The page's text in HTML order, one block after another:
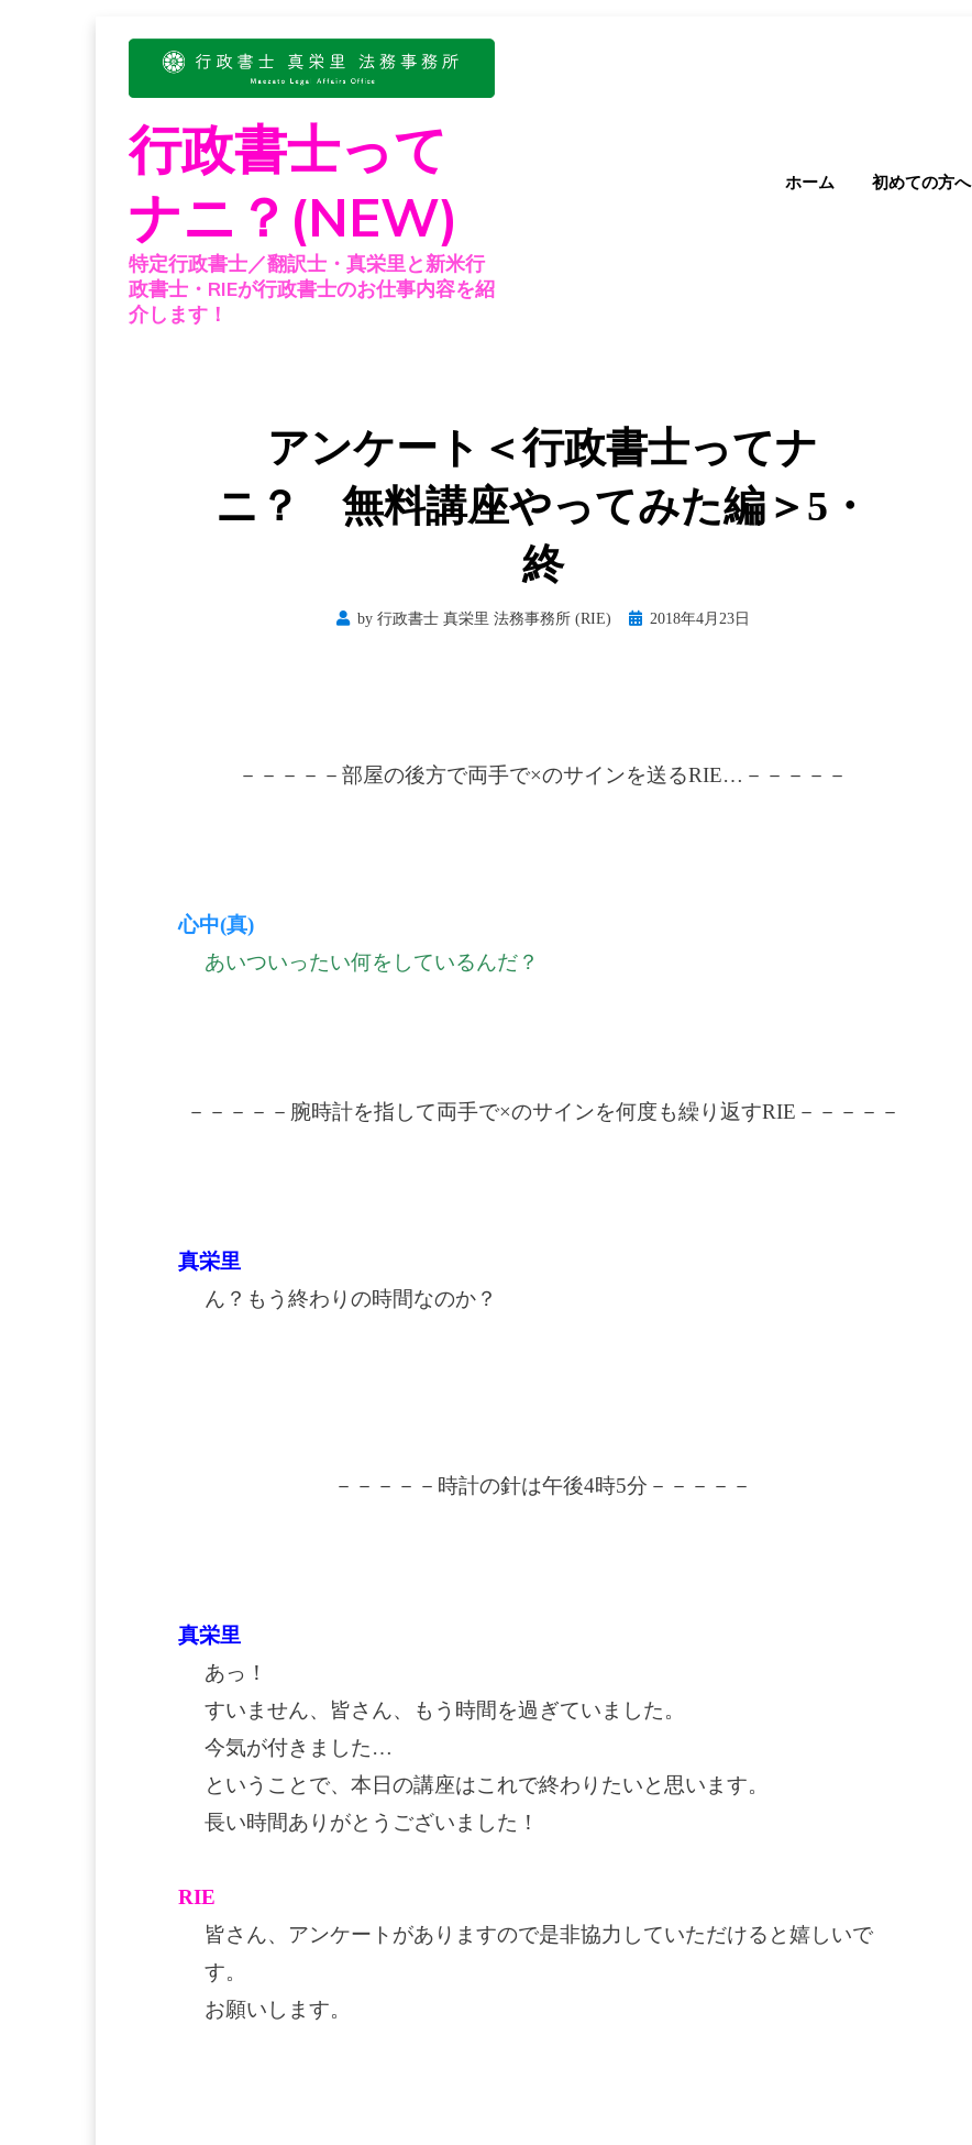
Skip
行政書士って
ナニ？(NEW)
特定行政書士／翻訳士・真栄里と新米行
政書士・RIEが行政書士のお仕事内容を紹
介します！
ホーム 初めての方へ
アンケート＜行政書士ってナ
ニ？ 無料講座やってみた編＞5・
終
by 行政書士 真栄里 法務事務所 (RIE)
Posted2018年4月23日
－－－－－部屋の後方で両手で×のサインを送るRIE…－－－－－
心中(真)
あいついったい何をしているんだ？
－－－－－腕時計を指して両手で×のサインを何度も繰り返すRIE－－－－－
真栄里
ん？もう終わりの時間なのか？
－－－－－時計の針は午後4時5分－－－－－
真栄里
あっ！
すいません、皆さん、もう時間を過ぎていました。
今気が付きました…
ということで、本日の講座はこれで終わりたいと思います。
長い時間ありがとうございました！
RIE
皆さん、アンケートがありますので是非協力していただけると嬉しいで
す。
お願いします。